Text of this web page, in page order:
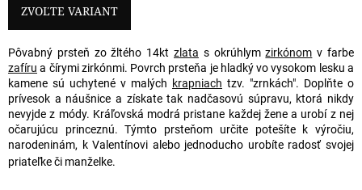
cena:
ZVOĽTE VARIANT
Pôvabný prsteň zo žltého 14kt zlata s okrúhlymzirkónom v farbe
zafíru a čírymi zirkónmi. Povrch prsteňa je hladký vo vysokom lesku a
kamene sú uchytené v malých krapniach tzv. "zrnkách". Doplňte o
prívesok a náušnice a získate tak nadčasovú súpravu, ktorá nikdy
nevyjde z módy. Kráľovská modrá pristane každej žene a urobí z nej
očarujúcu princeznú. Týmto prsteňom určite potešíte k výročiu,
narodeninám, k Valentínovi alebo jednoducho urobíte radosť svojej
priateľke či manželke.